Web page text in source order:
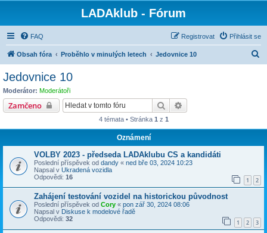
LADAklub - Fórum
FAQ Přihlásit se
Registrovat
Obsah fóra Proběhlo v minulých letech Jedovnice 10
Jedovnice 10
Moderátor: Moderátoři
Zamčeno Hledat
4 témata • Stránka 1 z 1
Oznámení
VOLBY 2023 - předseda LADAklubu CS a kandidáti
Poslední příspěvek od dandy « ned bře 03, 2024 10:23
Napsal v Ukradená vozidla
Odpovědi: 16 1 2
Zahájení testování vozidel na historickou původnost
Poslední příspěvek od Cory « pon zář 30, 2024 08:06
Napsal v Diskuse k modelové řadě
Odpovědi: 32 1 2 3